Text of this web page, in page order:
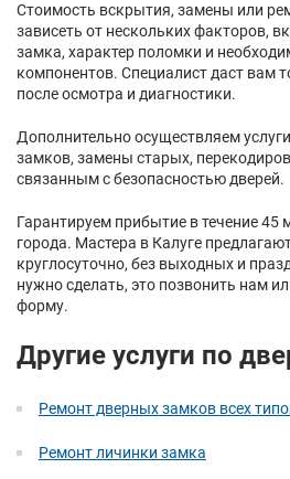
Стоимость вскрытия, замены или
зависеть от нескольких факторов,
замка, характер поломки и
компонентов. Специалист даст вам
после осмотра и диагностики.
Дополнительно осуществляем
замков, замены старых,
связанным с безопасностью дверей.
Гарантируем прибытие в течение 45
города. Мастера в Калуге
круглосуточно, без выходных и
нужно сделать, это позвонить нам
форму.
Другие услуги по
Ремонт дверных замков всех
Ремонт личинки замка